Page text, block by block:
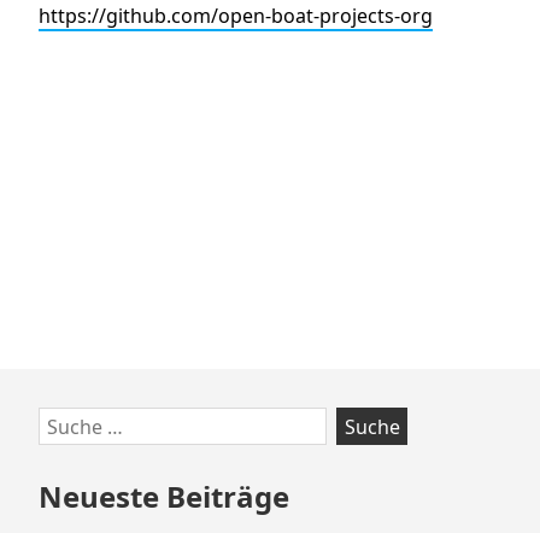
https://github.com/open-boat-projects-org
Zum
Footer
springen
Suche
nach:
Neueste Beiträge